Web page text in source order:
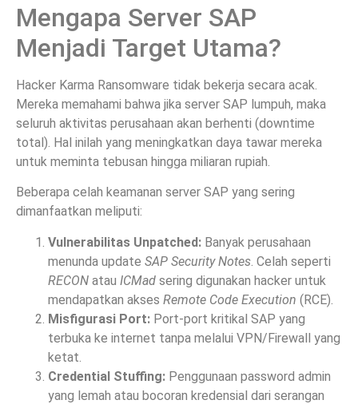
Mengapa Server SAP
Menjadi Target Utama?
Hacker Karma Ransomware tidak bekerja secara acak.
Mereka memahami bahwa jika server SAP lumpuh, maka
seluruh aktivitas perusahaan akan berhenti (downtime
total). Hal inilah yang meningkatkan daya tawar mereka
untuk meminta tebusan hingga miliaran rupiah.
Beberapa celah keamanan server SAP yang sering
dimanfaatkan meliputi:
Vulnerabilitas Unpatched: Banyak perusahaan
menunda update SAP Security Notes . Celah seperti
RECON atau ICMad sering digunakan hacker untuk
mendapatkan akses Remote Code Execution (RCE).
Misfigurasi Port: Port-port kritikal SAP yang
terbuka ke internet tanpa melalui VPN/Firewall yang
ketat.
Credential Stuffing: Penggunaan password admin
yang lemah atau bocoran kredensial dari serangan